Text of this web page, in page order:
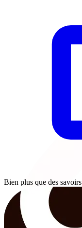
Bien plus que des savoirs